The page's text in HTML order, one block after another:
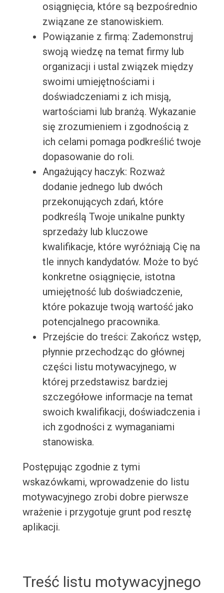
osiągnięcia, które są bezpośrednio
związane ze stanowiskiem.
Powiązanie z firmą: Zademonstruj
swoją wiedzę na temat firmy lub
organizacji i ustal związek między
swoimi umiejętnościami i
doświadczeniami z ich misją,
wartościami lub branżą. Wykazanie
się zrozumieniem i zgodnością z
ich celami pomaga podkreślić twoje
dopasowanie do roli.
Angażujący haczyk: Rozważ
dodanie jednego lub dwóch
przekonujących zdań, które
podkreślą Twoje unikalne punkty
sprzedaży lub kluczowe
kwalifikacje, które wyróżniają Cię na
tle innych kandydatów. Może to być
konkretne osiągnięcie, istotna
umiejętność lub doświadczenie,
które pokazuje twoją wartość jako
potencjalnego pracownika.
Przejście do treści: Zakończ wstęp,
płynnie przechodząc do głównej
części listu motywacyjnego, w
której przedstawisz bardziej
szczegółowe informacje na temat
swoich kwalifikacji, doświadczenia i
ich zgodności z wymaganiami
stanowiska.
Postępując zgodnie z tymi
wskazówkami, wprowadzenie do listu
motywacyjnego zrobi dobre pierwsze
wrażenie i przygotuje grunt pod resztę
aplikacji.
Treść listu motywacyjnego